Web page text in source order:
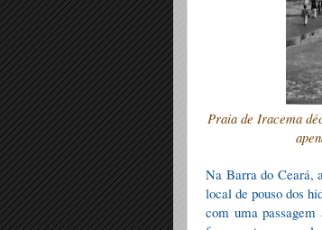
Praia de Iracema
Na Barra do Ceará,
local de pouso dos
com uma passagem